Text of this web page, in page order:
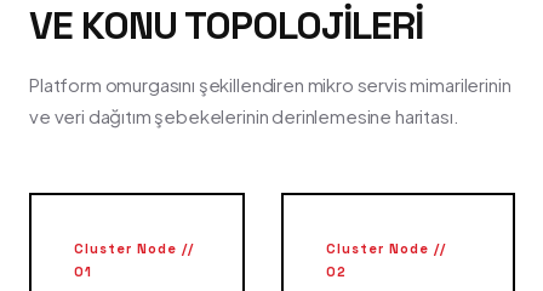
VE KONU TOPOLOJILERI
Platform omurgasını şekillendiren mikro servis mimarilerinin
ve veri dağıtım şebekelerinin derinlemesine haritası.
Cluster Node //
01
Cluster Node //
02